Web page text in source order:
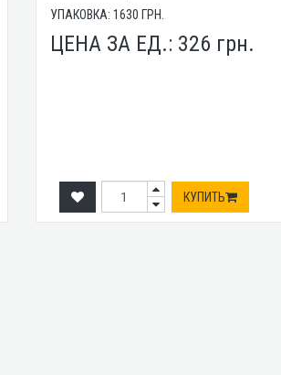
УПАКОВКА: 1630 ГРН.
ЦЕНА ЗА ЕД.: 326 грн.
КУПИТЬ